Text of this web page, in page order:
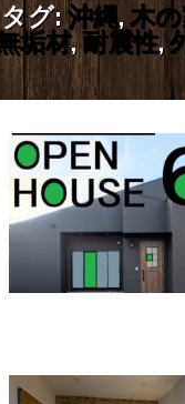
タグ:沖縄,木
垢材,耐震性,